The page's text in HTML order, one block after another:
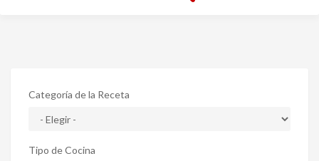
Categoría de la Receta
Tipo de Cocina